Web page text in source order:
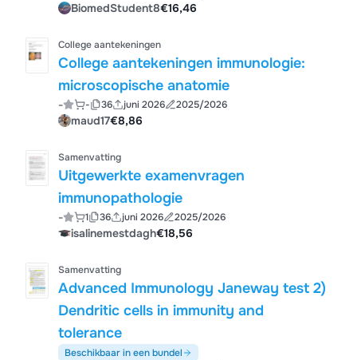
BiomedStudent8€16,46
College aantekeningen
College aantekeningen immunologie:
microscopische anatomie
- - 36 juni 2026 2025/2026
maud17€8,86
Samenvatting
Uitgewerkte examenvragen
immunopathologie
- 1 36 juni 2026 2025/2026
isalinemestdagh€18,56
Samenvatting
Advanced Immunology Janeway test 2)
Dendritic cells in immunity and
tolerance
Beschikbaar in een bundel